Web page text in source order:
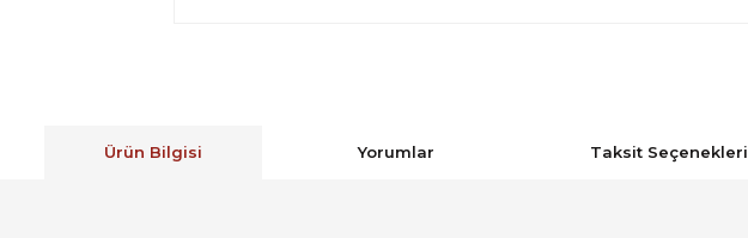
Ürün Bilgisi Yorumlar Taksit Seçenekleri